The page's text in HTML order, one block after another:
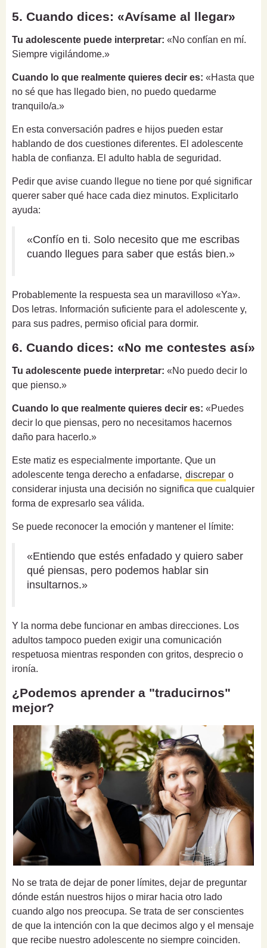
5. Cuando dices: «Avísame al llegar»
Tu adolescente puede interpretar: «No confían en mí.
Siempre vigilándome.»
Cuando lo que realmente quieres decir es: «Hasta que
no sé que has llegado bien, no puedo quedarme
tranquilo/a.»
En esta conversación padres e hijos pueden estar
hablando de dos cuestiones diferentes. El adolescente
habla de confianza. El adulto habla de seguridad.
Pedir que avise cuando llegue no tiene por qué significar
querer saber qué hace cada diez minutos. Explicitarlo
ayuda:
«Confío en ti. Solo necesito que me escribas
cuando llegues para saber que estás bien.»
Probablemente la respuesta sea un maravilloso «Ya».
Dos letras. Información suficiente para el adolescente y,
para sus padres, permiso oficial para dormir.
6. Cuando dices: «No me contestes así»
Tu adolescente puede interpretar: «No puedo decir lo
que pienso.»
Cuando lo que realmente quieres decir es: «Puedes
decir lo que piensas, pero no necesitamos hacernos
daño para hacerlo.»
Este matiz es especialmente importante. Que un
adolescente tenga derecho a enfadarse, discrepar o
considerar injusta una decisión no significa que cualquier
forma de expresarlo sea válida.
Se puede reconocer la emoción y mantener el límite:
«Entiendo que estés enfadado y quiero saber
qué piensas, pero podemos hablar sin
insultarnos.»
Y la norma debe funcionar en ambas direcciones. Los
adultos tampoco pueden exigir una comunicación
respetuosa mientras responden con gritos, desprecio o
ironía.
¿Podemos aprender a "traducirnos"
mejor?
No se trata de dejar de poner límites, dejar de preguntar
dónde están nuestros hijos o mirar hacia otro lado
cuando algo nos preocupa. Se trata de ser conscientes
de que la intención con la que decimos algo y el mensaje
que recibe nuestro adolescente no siempre coinciden.